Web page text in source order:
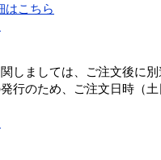
はこちら
しましては、ご注文後に別
行のため、ご注文日時（